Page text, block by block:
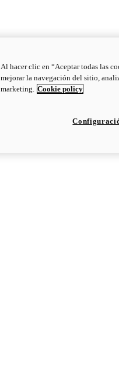
Al hacer clic en “Aceptar todas las
mejorar la navegación del sitio,
marketing. Cookie policy